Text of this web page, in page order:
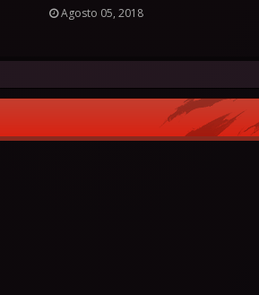
Agosto 05, 2018